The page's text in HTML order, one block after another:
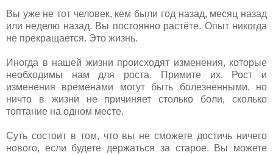
Вы уже не тот человек, кем были год назад, месяц назад
или неделю назад. Вы постоянно растёте. Опыт никогда
не прекращается. Это жизнь.
Иногда в нашей жизни происходят изменения, которые
необходимы нам для роста. Примите их. Рост и
изменения временами могут быть болезненными, но
ничто в жизни не причиняет столько боли, сколько
топтание на одном месте.
Суть состоит в том, что вы не сможете достичь ничего
нового, если будете держаться за старое. Вы можете